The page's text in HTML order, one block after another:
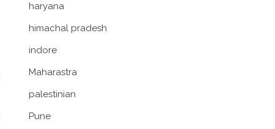
haryana
himachal pradesh
indore
Maharastra
palestinian
Pune